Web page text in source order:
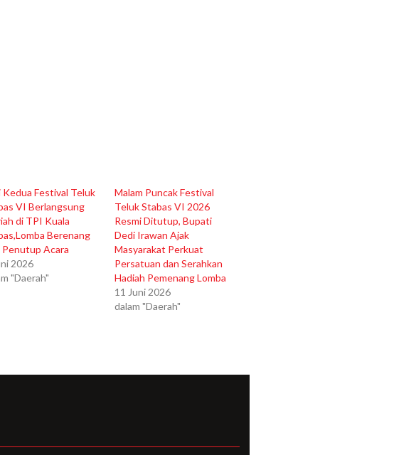
Kedua Festival Teluk
VI Berlangsung
di TPI Kuala
Berenang
Penutup Acara
2026
"Daerah"
Malam Puncak Festival
Teluk Stabas VI 2026
Resmi Ditutup, Bupati
Dedi Irawan Ajak
Masyarakat Perkuat
Persatuan dan Serahkan
Hadiah Pemenang Lomba
11 Juni 2026
dalam "Daerah"